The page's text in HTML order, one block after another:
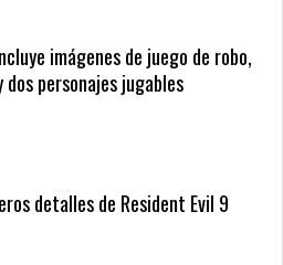
imágenes de juego de robo,
personajes jugables
detalles de Resident Evil 9